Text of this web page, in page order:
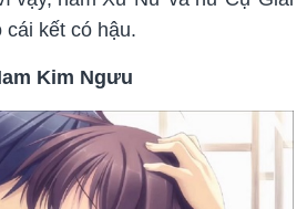
cái kết có hậu.
Kim Ngưu